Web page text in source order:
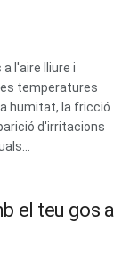
l'aire lliure i
temperatures
humitat, la fricció
d'irritacions
el teu gos a